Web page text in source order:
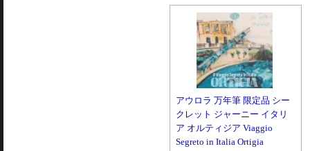
アウロラ 万年筆 限定品 シー
クレット ジャーニー イタリ
ア オルティジア Viaggio
Segreto in Italia Ortigia